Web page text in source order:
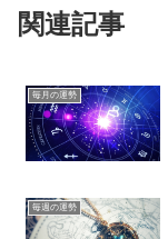
関連記事
毎月の運勢
毎週の運勢